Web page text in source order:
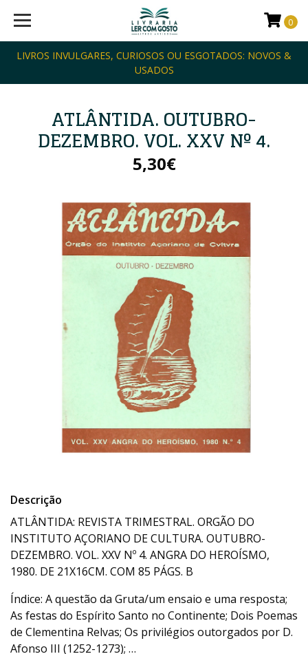
LIVROS INVULGARES, CURIOSOS OU ESGOTADOS: NOVOS &
USADOS
0
ATLÂNTIDA. OUTUBRO-
DEZEMBRO. VOL. XXV Nº 4.
5,30€
Descrição
ATLÂNTIDA: REVISTA TRIMESTRAL. ORGÃO DO
INSTITUTO AÇORIANO DE CULTURA. OUTUBRO-
DEZEMBRO. VOL. XXV Nº 4. ANGRA DO HEROÍSMO,
1980. DE 21X16CM. COM 85 PÁGS. B
Índice: A questão da Gruta/um ensaio e uma resposta;
As festas do Espírito Santo no Continente; Dois Poemas
de Clementina Relvas; Os privilégios outorgados por D.
Afonso III (1252-1273); …